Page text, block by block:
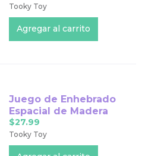
Tooky Toy
Juego de Enhebrado
Espacial de Madera
$27.99
Tooky Toy